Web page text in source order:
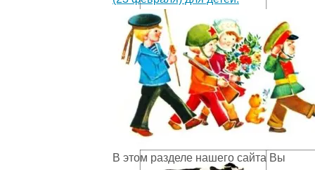
В этом разделе нашего сайта Вы